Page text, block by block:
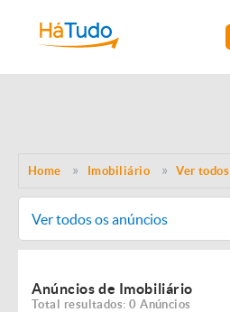
Home Imobiliário Ver todos
Ver todos os anúncios
Anúncios de Imobiliário
Total resultados: 0 Anúncios